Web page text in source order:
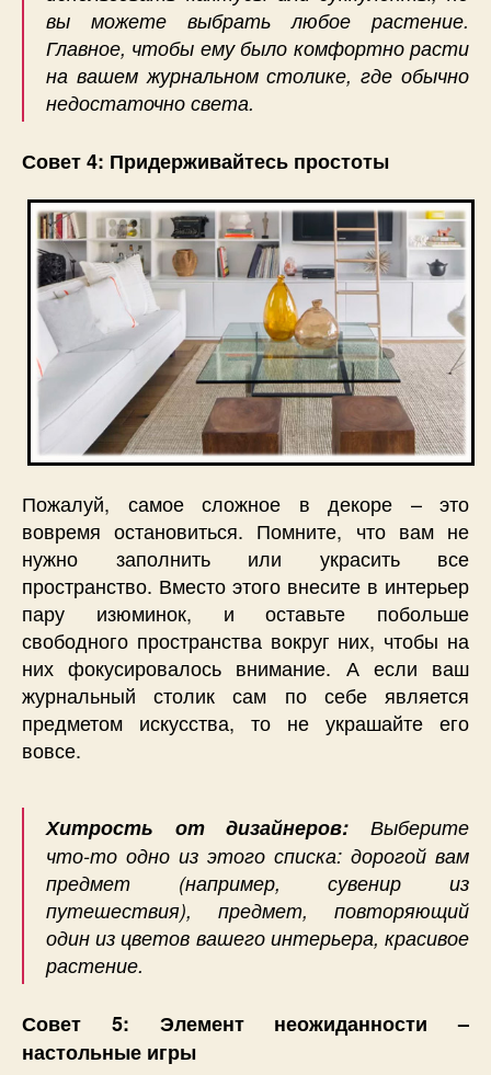
вы можете выбрать любое растение.
Главное, чтобы ему было комфортно расти
на вашем журнальном столике, где обычно
недостаточно света.
Совет 4: Придерживайтесь простоты
Пожалуй, самое сложное в декоре – это
вовремя остановиться. Помните, что вам не
нужно заполнить или украсить все
пространство. Вместо этого внесите в интерьер
пару изюминок, и оставьте побольше
свободного пространства вокруг них, чтобы на
них фокусировалось внимание. А если ваш
журнальный столик сам по себе является
предметом искусства, то не украшайте его
вовсе.
Хитрость от дизайнеров: Выберите
что-то одно из этого списка: дорогой вам
предмет (например, сувенир из
путешествия), предмет, повторяющий
один из цветов вашего интерьера, красивое
растение.
Совет 5: Элемент неожиданности –
настольные игры